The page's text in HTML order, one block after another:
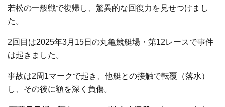
若松の一般戦で復帰し、驚異的な回復力を見せつけまし
た。
2回目は2025年3月15日の丸亀競艇場・第12レースで事件
は起きました。
事故は2周1マークで起き、他艇との接触で転覆（落水）
し、その後に額を深く負傷。